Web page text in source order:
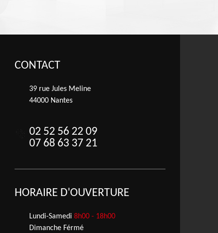
CONTACT
39 rue Jules Meline
44000 Nantes
02 52 56 22 09
07 68 63 37 21
HORAIRE D'OUVERTURE
Lundi-Samedi 8h00 - 18h00
Dimanche Férmé